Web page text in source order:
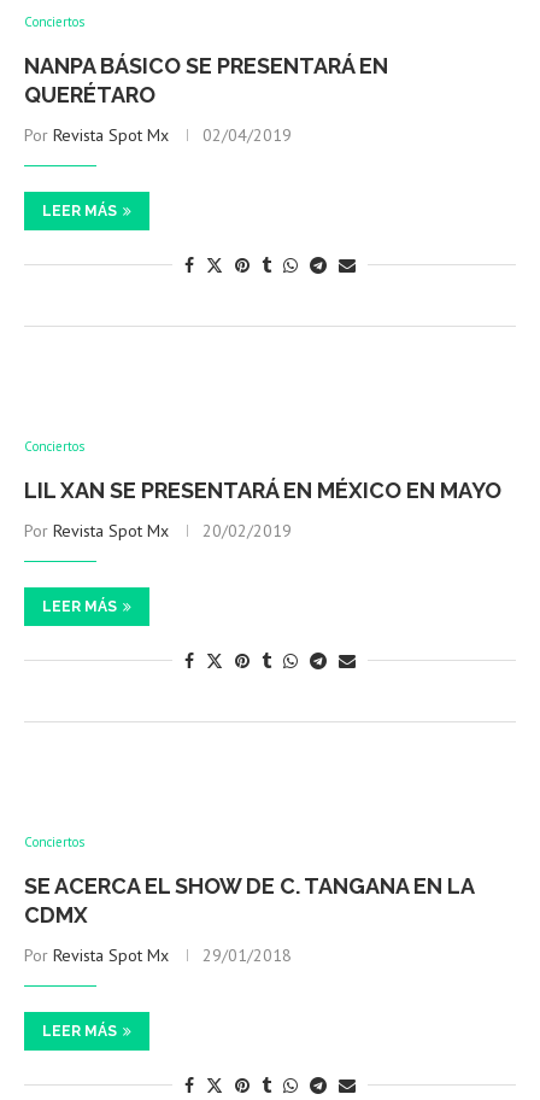
Conciertos
NANPA BÁSICO SE PRESENTARÁ EN
QUERÉTARO
Por Revista Spot Mx 02/04/2019
LEER MÁS
Conciertos
LIL XAN SE PRESENTARÁ EN MÉXICO EN MAYO
Por Revista Spot Mx 20/02/2019
LEER MÁS
Conciertos
SE ACERCA EL SHOW DE C. TANGANA EN LA
CDMX
Por Revista Spot Mx 29/01/2018
LEER MÁS